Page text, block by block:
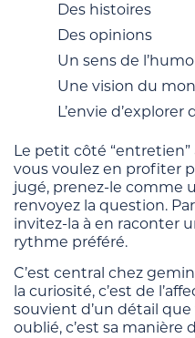
Des histoires
Des opinions
Un sens de
Une vision du
L’envie d’explorer
Le petit côté
vous voulez en profiter
jugé, prenez-le comme
renvoyez la question.
invitez-la à en raconter
rythme préféré.
C’est central chez
la curiosité, c’est de
souvient d’un détail
oublié, c’est sa manière